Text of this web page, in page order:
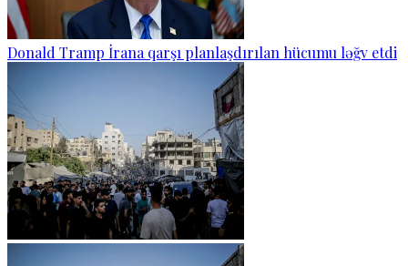
Donald Tramp İrana qarşı planlaşdırılan hücumu ləğv etdi